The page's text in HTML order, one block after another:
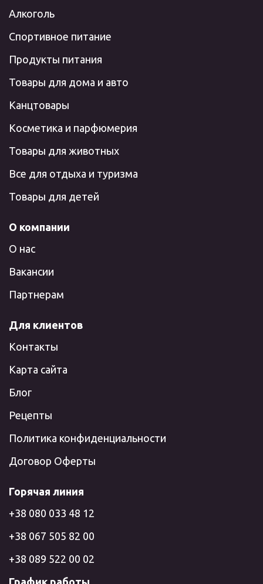
Алкоголь
Спортивное питание
Продукты питания
Товары для дома и авто
Канцтовары
Косметика и парфюмерия
Товары для животных
Все для отдыха и туризма
Товары для детей
О компании
О нас
Вакансии
Партнерам
Для клиентов
Контакты
Карта сайта
Блог
Рецепты
Политика конфиденциальности
Договор Оферты
Горячая линия
+38 080 033 48 12
+38 067 505 82 00
+38 089 522 00 02
График работы